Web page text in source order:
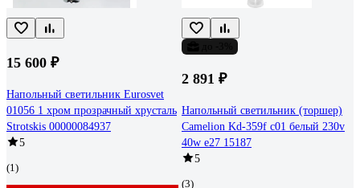
15 600 ₽
Напольный светильник Eurosvet
01056 1 хром прозрачный хрусталь
Strotskis 00000084937
5
(1)
2 891 ₽
Напольный светильник (торшер)
Camelion Kd-359f c01 белый 230v
40w e27 15187
5
(3)